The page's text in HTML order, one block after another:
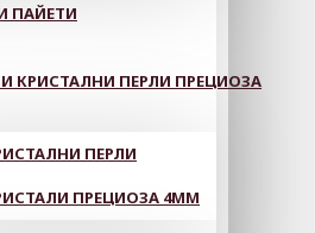
ПАЙЕТИ
КРИСТАЛНИ ПЕРЛИ ПРЕЦИОЗА
ПЕРЛИ
ПРЕЦИОЗА 4ММ